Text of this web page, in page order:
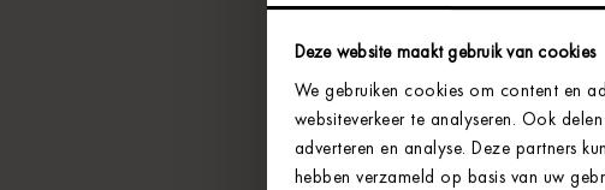
Deze website maakt gebruik van cookies
We gebruiken cookies om content en
websiteverkeer te analyseren. Ook
adverteren en analyse. Deze partners
hebben verzameld op basis van uw